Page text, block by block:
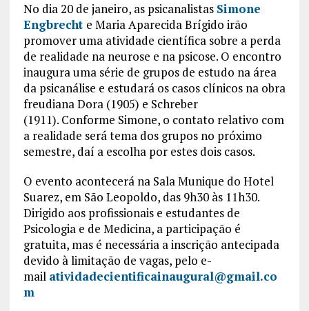
No dia 20 de janeiro, as psicanalistas Simone
Engbrecht e Maria Aparecida Brígido irão
promover uma atividade científica sobre a perda
de realidade na neurose e na psicose. O encontro
inaugura uma série de grupos de estudo na área
da psicanálise e estudará os casos clínicos na obra
freudiana Dora (1905) e Schreber
(1911). Conforme Simone, o contato relativo com
a realidade será tema dos grupos no próximo
semestre, daí a escolha por estes dois casos.
O evento acontecerá na Sala Munique do Hotel
Suarez, em São Leopoldo, das 9h30 às 11h30.
Dirigido aos profissionais e estudantes de
Psicologia e de Medicina, a participação é
gratuita, mas é necessária a inscrição antecipada
devido à limitação de vagas, pelo e-
mail atividadecientificainaugural@gmail.co
m